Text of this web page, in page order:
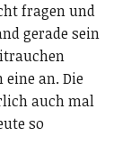
fragen und
gerade sein
an. Die
auch mal
so